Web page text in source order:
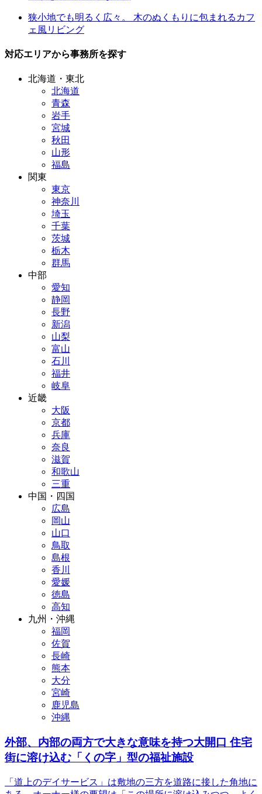
狭小地でも明るく広々。 木のぬくもりに包まれるカフ
ェ風リビング
対応エリアから事務所を探す
北海道・東北
北海道
青森
岩手
宮城
秋田
山形
福島
関東
東京
神奈川
埼玉
千葉
茨城
栃木
群馬
中部
愛知
静岡
長野
新潟
山梨
富山
石川
福井
岐阜
近畿
大阪
京都
兵庫
奈良
滋賀
和歌山
三重
中国・四国
広島
岡山
山口
鳥取
島根
香川
愛媛
徳島
高知
九州・沖縄
福岡
佐賀
長崎
熊本
大分
宮崎
鹿児島
沖縄
外部、内部の両方で大きな意味を持つ大開口 住宅
街に溶け込む「くの字」型の福祉施設
「道上のデイサービス」は敷地の三方を道路に接した角地に